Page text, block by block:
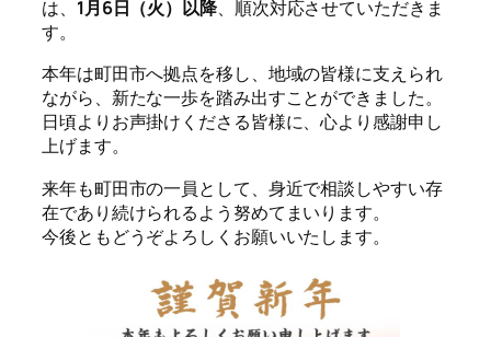
は、 1月6日（火）以降、順次対応させていただきま
す。
本年は町田市へ拠点を移し、地域の皆様に支えられ
ながら、新たな一歩を踏み出すことができました。
日頃よりお声掛けくださる皆様に、心より感謝申し
上げます。
来年も町田市の一員として、身近で相談しやすい存
在であり続けられるよう努めてまいります。
今後ともどうぞよろしくお願いいたします。